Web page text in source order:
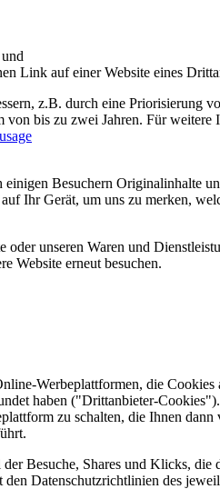
Link auf einer Website eines
z.B. durch eine Priorisierung
bis zu zwei Jahren. Für
Besuchern Originalinhalte
Ihr Gerät, um uns zu merken,
unseren Waren und
Website erneut besuchen.
Werbeplattformen, die
haben ("Drittanbieter-
zu schalten, die Ihnen
Besuche, Shares und Klicks,
Datenschutzrichtlinien des